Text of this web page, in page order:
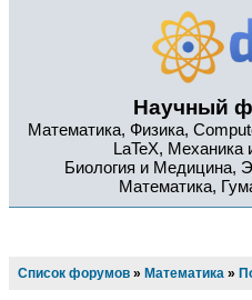
Научный
Математика, Физика,
LaTeX, Механика
Биология и Медицина,
Математика,
Список форумов » Математика »